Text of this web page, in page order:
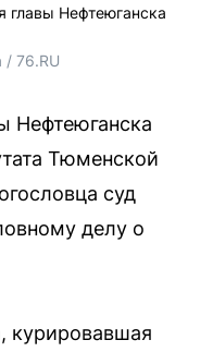
главы Нефтеюганска
/ 76.RU
Нефтеюганска
Тюменской
суд
делу о
курировавшая